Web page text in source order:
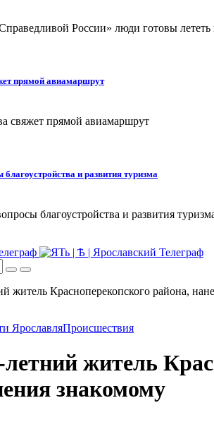
прямой авиамаршрут
и развития туризма
ЯрославляПроисшествия
житель
знакомому